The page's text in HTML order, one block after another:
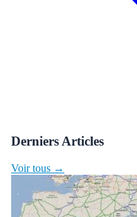
Derniers Articles
Voir tous →